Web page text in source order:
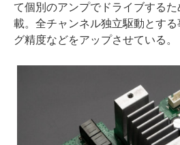
て個別のアンプでドライブする
載。全チャンネル独立駆動とす
グ精度などをアップさせている。